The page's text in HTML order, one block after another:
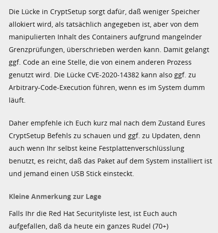
Die Lücke in CryptSetup sorgt dafür, daß weniger Speicher
allokiert wird, als tatsächlich angegeben ist, aber von dem
manipulierten Inhalt des Containers aufgrund mangelnder
Grenzprüfungen, überschrieben werden kann. Damit gelangt
ggf. Code an eine Stelle, die von einem anderen Prozess
genutzt wird. Die Lücke CVE-2020-14382 kann also ggf. zu
Arbitrary-Code-Execution führen, wenn es im System dumm
läuft.
Daher empfehle ich Euch kurz mal nach dem Zustand Eures
CryptSetup Befehls zu schauen und ggf. zu Updaten, denn
auch wenn Ihr selbst keine Festplattenverschlüsslung
benutzt, es reicht, daß das Paket auf dem System installiert ist
und jemand einen USB Stick einsteckt.
Kleine Anmerkung zur Lage
Falls Ihr die Red Hat Securityliste lest, ist Euch auch
aufgefallen, daß da heute ein ganzes Rudel (70+)